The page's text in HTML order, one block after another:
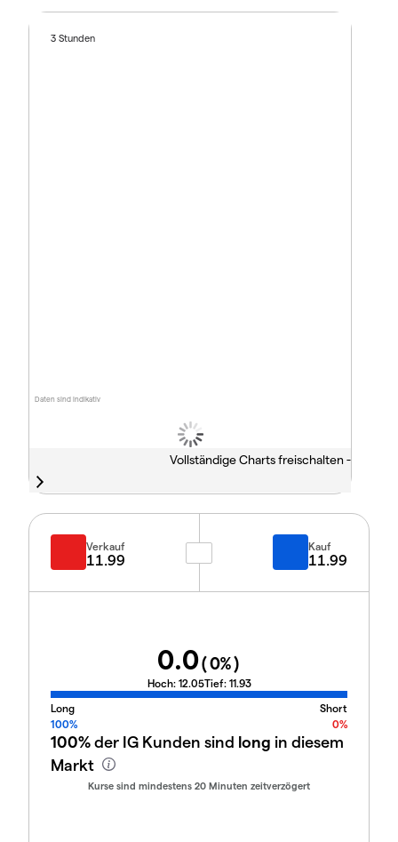
Daten sind indikativ
3 Stunden
Vollständige Charts freischalten -
Verkauf
11.99
Kauf
11.99
0.0(0%)
Hoch: 12.05Tief: 11.93
Long
Short
100%
0%
100%der IG Kunden sind long in diesem
Markt
Kurse sind mindestens 20 Minuten zeitverzögert